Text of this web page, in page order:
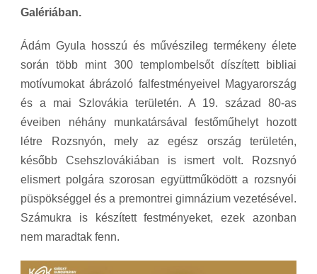
Galériában.
Ádám Gyula hosszú és művészileg termékeny élete
során több mint 300 templombelsőt díszített bibliai
motívumokat ábrázoló falfestményeivel Magyarország
és a mai Szlovákia területén. A 19. század 80-as
éveiben néhány munkatársával festőműhelyt hozott
létre Rozsnyón, mely az egész ország területén,
később Csehszlovákiában is ismert volt. Rozsnyó
elismert polgára szorosan együttműködött a rozsnyói
püspökséggel és a premontrei gimnázium vezetésével.
Számukra is készített festményeket, ezek azonban
nem maradtak fenn.